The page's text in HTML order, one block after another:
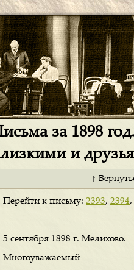
за 1898
и
↑
Перейти к письму: 2393, 2394,
5 сентября 1898 г. Мелихово.
Многоуважаемый